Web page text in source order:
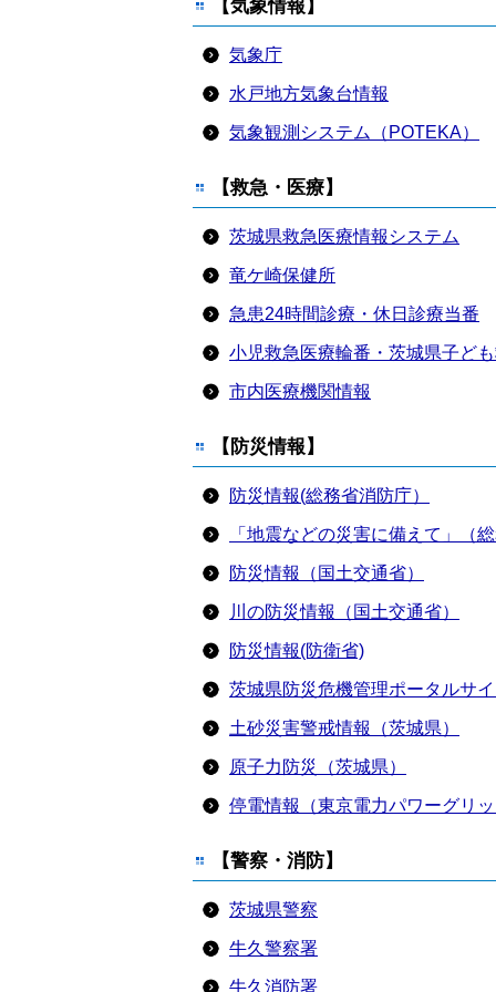
【気象情報】
気象庁
水戸地方気象台情報
気象観測システム（POTEKA）
【救急・医療】
茨城県救急医療情報システム
竜ケ崎保健所
急患24時間診療・休日診療当番
小児救急医療輪番・茨城県子ど
市内医療機関情報
【防災情報】
防災情報(総務省消防庁）
「地震などの災害に備えて」（
防災情報（国土交通省）
川の防災情報（国土交通省）
防災情報(防衛省)
茨城県防災危機管理ポータルサイ
土砂災害警戒情報（茨城県）
原子力防災（茨城県）
停電情報（東京電力パワーグリッ
【警察・消防】
茨城県警察
牛久警察署
牛久消防署